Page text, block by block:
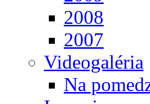
2008
2007
Videogaléria
Na